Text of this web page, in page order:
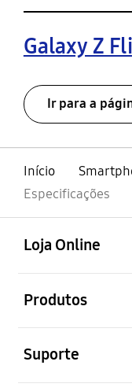
Galaxy Z
Ir para a
Início
Especificações
Loja Online
Produtos
Suporte